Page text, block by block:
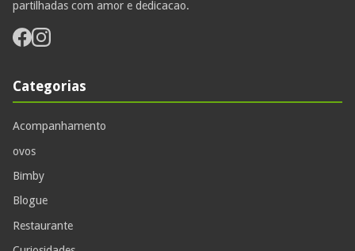
partilhadas com amor e dedicacao.
Categorias
Acompanhamento
ovos
Bimby
Blogue
Restaurante